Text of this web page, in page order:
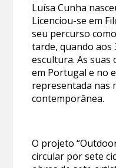
Luísa Cunha
Licenciou-se em
seu percurso
tarde, quando aos
escultura. As
em Portugal e no
representada nas
contemporânea.
O projeto
circular por sete